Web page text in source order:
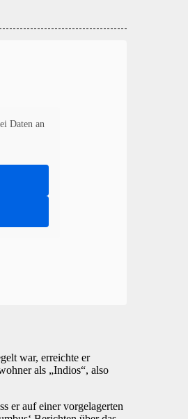
Daten an
war, erreichte er
als „Indios“, also
er auf einer vorgelagerten